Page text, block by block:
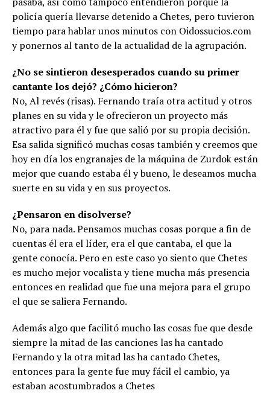
policía quería llevarse detenido a Chetes, pero tuvieron
tiempo para hablar unos minutos con Oidossucios.com
y ponernos al tanto de la actualidad de la agrupación.
¿No se sintieron desesperados cuando su primer
cantante los dejó? ¿Cómo hicieron?
No, Al revés (risas). Fernando traía otra actitud y otros
planes en su vida y le ofrecieron un proyecto más
atractivo para él y fue que salió por su propia decisión.
Esa salida significó muchas cosas también y creemos que
hoy en día los engranajes de la máquina de Zurdok están
mejor que cuando estaba él y bueno, le deseamos mucha
suerte en su vida y en sus proyectos.
¿Pensaron en disolverse?
No, para nada. Pensamos muchas cosas porque a fin de
cuentas él era el líder, era el que cantaba, el que la
gente conocía. Pero en este caso yo siento que Chetes
es mucho mejor vocalista y tiene mucha más presencia
entonces en realidad que fue una mejora para el grupo
el que se saliera Fernando.
Además algo que facilitó mucho las cosas fue que desde
siempre la mitad de las canciones las ha cantado
Fernando y la otra mitad las ha cantado Chetes,
entonces para la gente fue muy fácil el cambio, ya
estaban acostumbrados a Chetes